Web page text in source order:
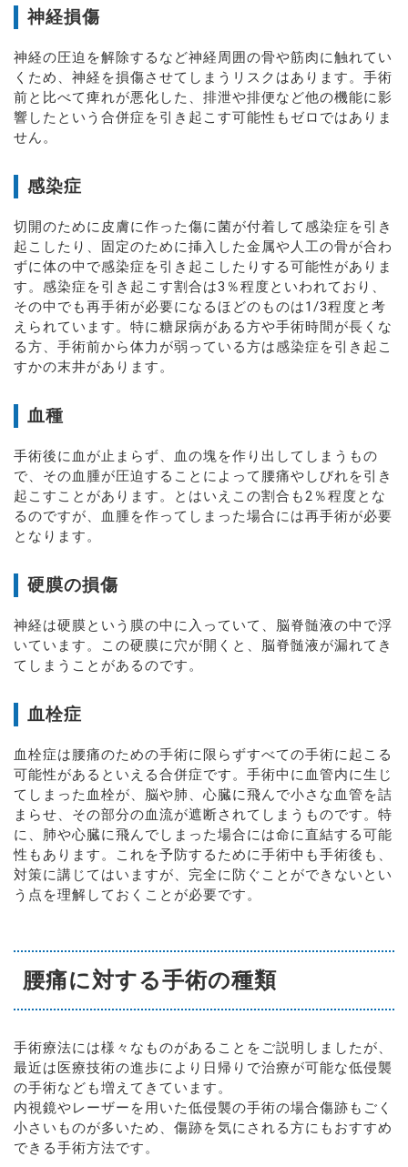
神経損傷
神経の圧迫を解除するなど神経周囲の骨や筋肉に触れてい
くため、神経を損傷させてしまうリスクはあります。手術
前と比べて痺れが悪化した、排泄や排便など他の機能に影
響したという合併症を引き起こす可能性もゼロではありま
せん。
感染症
切開のために皮膚に作った傷に菌が付着して感染症を引き
起こしたり、固定のために挿入した金属や人工の骨が合わ
ずに体の中で感染症を引き起こしたりする可能性がありま
す。感染症を引き起こす割合は3％程度といわれており、
その中でも再手術が必要になるほどのものは1/3程度と考
えられています。特に糖尿病がある方や手術時間が長くな
る方、手術前から体力が弱っている方は感染症を引き起こ
すかの末井があります。
血種
手術後に血が止まらず、血の塊を作り出してしまうもの
で、その血腫が圧迫することによって腰痛やしびれを引き
起こすことがあります。とはいえこの割合も2％程度とな
るのですが、血腫を作ってしまった場合には再手術が必要
となります。
硬膜の損傷
神経は硬膜という膜の中に入っていて、脳脊髄液の中で浮
いています。この硬膜に穴が開くと、脳脊髄液が漏れてき
てしまうことがあるのです。
血栓症
血栓症は腰痛のための手術に限らずすべての手術に起こる
可能性があるといえる合併症です。手術中に血管内に生じ
てしまった血栓が、脳や肺、心臓に飛んで小さな血管を詰
まらせ、その部分の血流が遮断されてしまうものです。特
に、肺や心臓に飛んでしまった場合には命に直結する可能
性もあります。これを予防するために手術中も手術後も、
対策に講じてはいますが、完全に防ぐことができないとい
う点を理解しておくことが必要です。
腰痛に対する手術の種類
手術療法には様々なものがあることをご説明しましたが、
最近は医療技術の進歩により日帰りで治療が可能な低侵襲
の手術なども増えてきています。
内視鏡やレーザーを用いた低侵襲の手術の場合傷跡もごく
小さいものが多いため、傷跡を気にされる方にもおすすめ
できる手術方法です。